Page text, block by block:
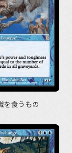
を食うもの